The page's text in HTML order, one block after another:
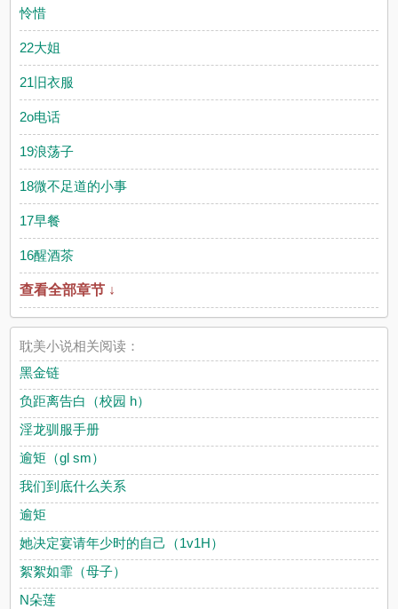
怜惜
22大姐
21旧衣服
2o电话
19浪荡子
18微不足道的小事
17早餐
16醒酒茶
查看全部章节 ↓
耽美小说相关阅读：
黑金链
负距离告白（校园 h）
淫龙驯服手册
逾矩（gl sm）
我们到底什么关系
逾矩
她决定宴请年少时的自己（1v1H）
絮絮如霏（母子）
N朵莲